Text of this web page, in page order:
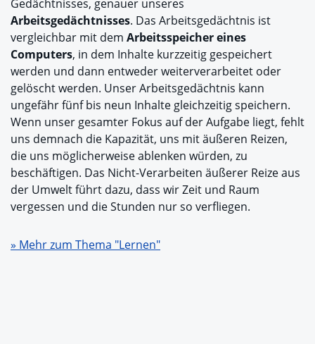
Gedächtnisses, genauer unseres
Arbeitsgedächtnisses. Das Arbeitsgedächtnis ist
vergleichbar mit dem Arbeitsspeicher eines
Computers, in dem Inhalte kurzzeitig gespeichert
werden und dann entweder weiterverarbeitet oder
gelöscht werden. Unser Arbeitsgedächtnis kann
ungefähr fünf bis neun Inhalte gleichzeitig speichern.
Wenn unser gesamter Fokus auf der Aufgabe liegt, fehlt
uns demnach die Kapazität, uns mit äußeren Reizen,
die uns möglicherweise ablenken würden, zu
beschäftigen. Das Nicht-Verarbeiten äußerer Reize aus
der Umwelt führt dazu, dass wir Zeit und Raum
vergessen und die Stunden nur so verfliegen.
» Mehr zum Thema "Lernen"